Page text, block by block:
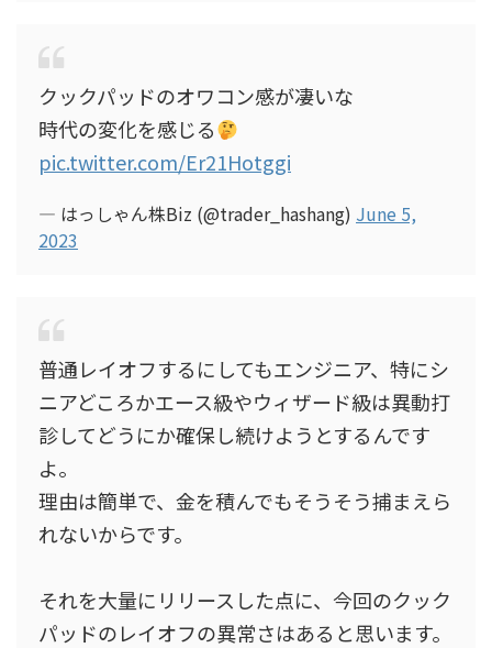
クックパッドのオワコン感が凄いな
時代の変化を感じる
pic.twitter.com/Er21Hotggi
— はっしゃん株Biz (@trader_hashang) June 5,
2023
普通レイオフするにしてもエンジニア、特にシ
ニアどころかエース級やウィザード級は異動打
診してどうにか確保し続けようとするんです
よ。
理由は簡単で、金を積んでもそうそう捕まえら
れないからです。
それを大量にリリースした点に、今回のクック
パッドのレイオフの異常さはあると思います。